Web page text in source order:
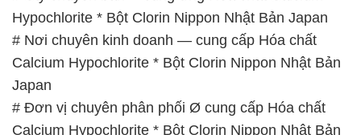
# Đơn vị chuyên phân phối Ø cung cấp Hóa chất
Calcium Hypochlorite * Bột Clorin Nippon Nhật Bản
Japan
# Nhà thương mại • bán Hóa chất Calcium
Hypochlorite * Bột Clorin Nippon Nhật Bản Japan
# Đơn vị thương mại ♦ phân phối Hóa chất Calcium